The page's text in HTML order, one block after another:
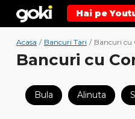
Hai pe
Acasa / Bancuri Tari / Bancuri cu
Bancuri cu
Bula Alinuta